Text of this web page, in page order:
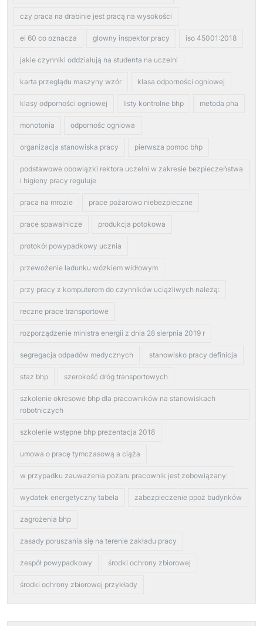
czy praca na drabinie jest pracą na wysokości
ei 60 co oznacza glowny inspektor pracy iso 45001:2018
jakie czynniki oddziałują na studenta na uczelni
karta przeglądu maszyny wzór klasa odporności ogniowej
klasy odporności ogniowej listy kontrolne bhp metoda pha
monotonia odpornośc ogniowa
organizacja stanowiska pracy pierwsza pomoc bhp
podstawowe obowiązki rektora uczelni w zakresie bezpieczeństwa
i higieny pracy reguluje
praca na mrozie prace pożarowo niebezpieczne
prace spawalnicze produkcja potokowa
protokół powypadkowy ucznia
przewożenie ładunku wózkiem widłowym
przy pracy z komputerem do czynników uciążliwych należą:
reczne prace transportowe
rozporządzenie ministra energii z dnia 28 sierpnia 2019 r
segregacja odpadów medycznych stanowisko pracy definicja
staz bhp szerokość dróg transportowych
szkolenie okresowe bhp dla pracowników na stanowiskach
robotniczych
szkolenie wstępne bhp prezentacja 2018
umowa o pracę tymczasową a ciąża
w przypadku zauważenia pożaru pracownik jest zobowiązany:
wydatek energetyczny tabela zabezpieczenie ppoż budynków
zagrożenia bhp
zasady poruszania się na terenie zakładu pracy
zespół powypadkowy środki ochrony zbiorowej
środki ochrony zbiorowej przykłady